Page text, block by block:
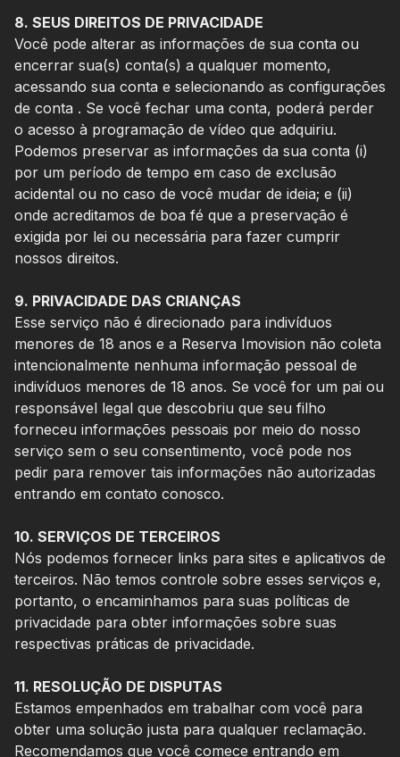
8. SEUS DIREITOS DE PRIVACIDADE
Você pode alterar as informações de sua conta ou
encerrar sua(s) conta(s) a qualquer momento,
acessando sua conta e selecionando as configurações
de conta . Se você fechar uma conta, poderá perder
o acesso à programação de vídeo que adquiriu.
Podemos preservar as informações da sua conta (i)
por um período de tempo em caso de exclusão
acidental ou no caso de você mudar de ideia; e (ii)
onde acreditamos de boa fé que a preservação é
exigida por lei ou necessária para fazer cumprir
nossos direitos.
9. PRIVACIDADE DAS CRIANÇAS
Esse serviço não é direcionado para indivíduos
menores de 18 anos e a Reserva Imovision não coleta
intencionalmente nenhuma informação pessoal de
indivíduos menores de 18 anos. Se você for um pai ou
responsável legal que descobriu que seu filho
forneceu informações pessoais por meio do nosso
serviço sem o seu consentimento, você pode nos
pedir para remover tais informações não autorizadas
entrando em contato conosco.
10. SERVIÇOS DE TERCEIROS
Nós podemos fornecer links para sites e aplicativos de
terceiros. Não temos controle sobre esses serviços e,
portanto, o encaminhamos para suas políticas de
privacidade para obter informações sobre suas
respectivas práticas de privacidade.
11. RESOLUÇÃO DE DISPUTAS
Estamos empenhados em trabalhar com você para
obter uma solução justa para qualquer reclamação.
Recomendamos que você comece entrando em